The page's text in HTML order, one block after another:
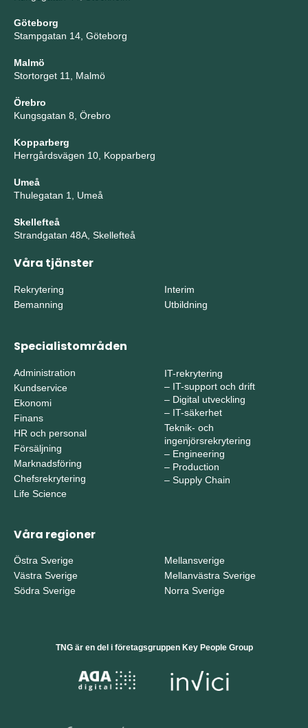
Göteborg
Stampgatan 14, Göteborg
Malmö
Stortorget 11, Malmö
Örebro
Kungsgatan 8, Örebro
Kopparberg
Herrgårdsvägen 10, Kopparberg
Umeå
Thulegatan 1, Umeå
Skellefteå
Strandgatan 48A, Skellefteå
Våra tjänster
Rekrytering
Bemanning
Interim
Utbildning
Specialistområden
Administration
Kundservice
Ekonomi
Finans
HR och personal
Försäljning
Marknadsföring
Chefsrekrytering
Life Science
IT-rekrytering
– IT-support och drift
– Digital utveckling
– IT-säkerhet
Teknik- och
ingenjörsrekrytering
– Engineering
– Production
– Supply Chain
Våra regioner
Östra Sverige
Västra Sverige
Södra Sverige
Mellansverige
Mellanvästra Sverige
Norra Sverige
TNG är en del i företagsgruppen Key People Group